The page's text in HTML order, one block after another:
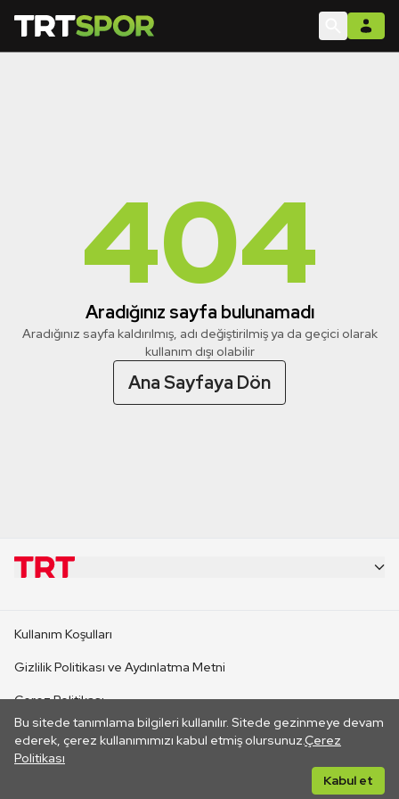
404
Aradığınız sayfa bulunamadı
Aradığınız sayfa kaldırılmış, adı değiştirilmiş ya da geçici olarak
kullanım dışı olabilir
Ana Sayfaya Dön
Bu sitede tanımlama bilgileri kullanılır. Sitede gezinmeye devam
ederek, çerez kullanımımızı kabul etmiş olursunuz.Çerez
Politikası
Kabul et
CANLI YAYINLAR
Kullanım Koşulları
Gizlilik Politikası ve Aydınlatma Metni
Çerez Politikası
İletişim
Her hakkı saklıdır. ©2026 TRT. Bağlantı yoluyla gidilen dış